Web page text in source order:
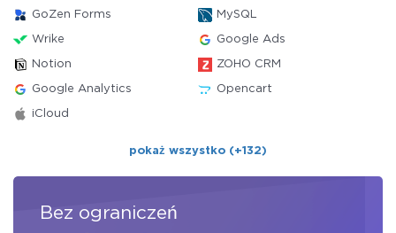
GoZen Forms MySQL
Wrike Google Ads
Notion ZOHO CRM
Google Analytics Opencart
iCloud
pokaż wszystko (+132)
Bez ograniczeń